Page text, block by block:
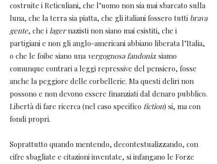
costruite i Reticuliani, che l’uomo non sia mai sbarcato sulla
luna, che la terra sia piatta, che gli italiani fossero tutti brava
gente, che i lagernazisti non siano mai esistiti, che i
partigiani e non gli anglo-americani abbiano liberata l’Italia,
o che le foibe siano una vergognosa fandonia: siamo
comunque contrari a leggi repressive del pensiero, fosse
anche la peggiore delle corbellerie. Ma questi deliri non
possono e non devono essere finanziati dal denaro pubblico.
Libertà di fare ricerca (nel caso specifico fiction) si, ma con
fondi propri.
Soprattutto quando mentendo, decontestualizzando, con
cifre sbagliate e citazioni inventate, si infangano le Forze